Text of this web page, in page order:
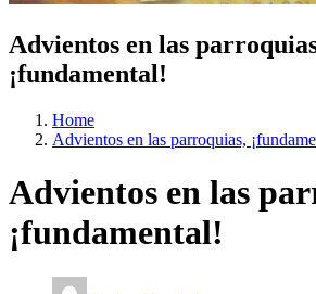
Advientos en las
¡fundamental!
Home
Advientos en las parroquias,
Advientos en las
¡fundamental!